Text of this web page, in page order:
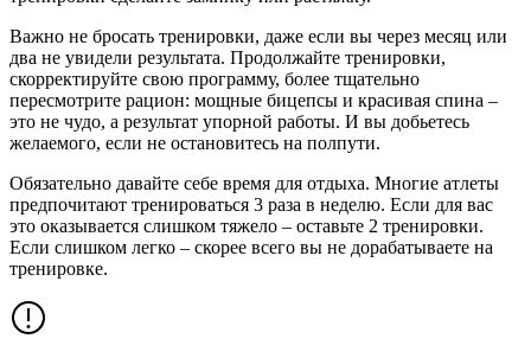
Важно не бросать тренировки, даже если вы через месяц или
два не увидели результата. Продолжайте тренировки,
скорректируйте свою программу, более тщательно
пересмотрите рацион: мощные бицепсы и красивая спина –
это не чудо, а результат упорной работы. И вы добьетесь
желаемого, если не остановитесь на полпути.
Обязательно давайте себе время для отдыха. Многие атлеты
предпочитают тренироваться 3 раза в неделю. Если для вас
это оказывается слишком тяжело – оставьте 2 тренировки.
Если слишком легко – скорее всего вы не дорабатываете на
тренировке.